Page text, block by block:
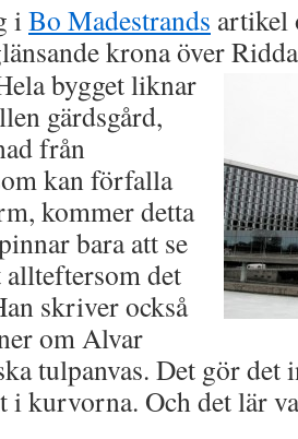
iBo Madestrands artikel
krona över
bygget liknar
gärdsgård,
från
kan förfalla
kommer detta
bara att se
det
skriver också
om Alvar
tulpanvas. Det gör det
i kurvorna. Och det lär